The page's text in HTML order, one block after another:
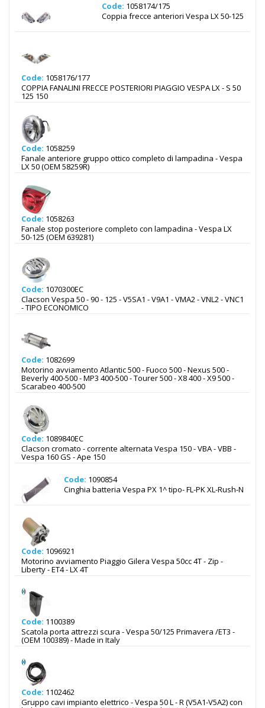
Code: 1058174/175
Coppia frecce anteriori Vespa LX 50-125
Code: 1058176/177
COPPIA FANALINI FRECCE POSTERIORI PIAGGIO VESPA LX - S 50
125 150
Code: 1058259
Fanale anteriore gruppo ottico completo di lampadina - Vespa
LX 50 (OEM 58259R)
Code: 1058263
Fanale stop posteriore completo con lampadina - Vespa LX
50-125 (OEM 639281)
Code: 1070300EC
Clacson Vespa 50 - 90 - 125 - V5SA1 - V9A1 - VMA2 - VNL2 - VNC1
- TIPO ECONOMICO
Code: 1082699
Motorino avviamento Atlantic 500 - Fuoco 500 - Nexus 500 -
Beverly 400-500 - MP3 400-500 - Tourer 500 - X8 400 - X9 500 -
Scarabeo 400-500
Code: 1089840EC
Clacson cromato - corrente alternata Vespa 150 - VBA - VBB -
Vespa 160 GS - Ape 150
Code: 1090854
Cinghia batteria Vespa PX 1^ tipo- FL-PK XL-Rush-N
Code: 1096921
Motorino avviamento Piaggio Gilera Vespa 50cc 4T - Zip -
Liberty - ET4 - LX 4T
Code: 1100389
Scatola porta attrezzi scura - Vespa 50/125 Primavera /ET3 -
(OEM 100389) - Made in Italy
Code: 1102462
Gruppo cavi impianto elettrico - Vespa 50 L - R (V5A1-V5A2) con